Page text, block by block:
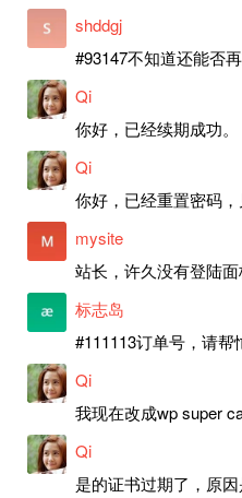
shddgj
#93147不知道还能否
Qi
你好，已经续期成功。
Qi
你好，已经重置密码，
mysite
标志岛
#111113订单号，请帮
Qi
我现在改成wp super
Qi